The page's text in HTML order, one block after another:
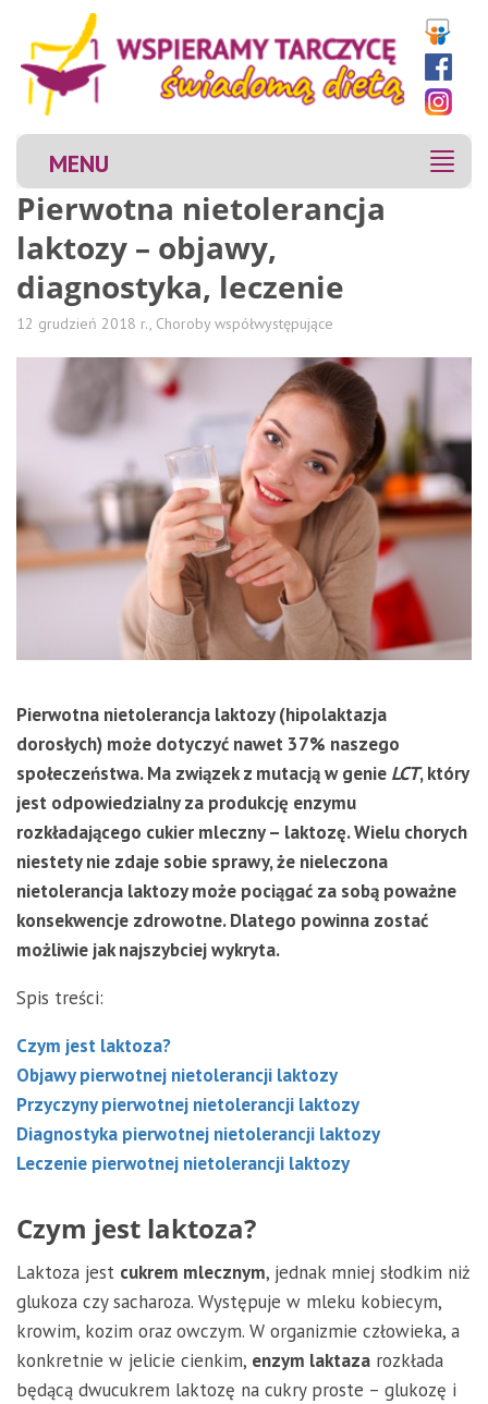
MENU MENU
Pierwotna nietolerancja
laktozy – objawy,
diagnostyka, leczenie
12 grudzień 2018 r., Choroby współwystępujące
Pierwotna nietolerancja laktozy (hipolaktazja
dorosłych) może dotyczyć nawet 37% naszego
społeczeństwa. Ma związek z mutacją w genie LCT, który
jest odpowiedzialny za produkcję enzymu
rozkładającego cukier mleczny – laktozę. Wielu chorych
niestety nie zdaje sobie sprawy, że nieleczona
nietolerancja laktozy może pociągać za sobą poważne
konsekwencje zdrowotne. Dlatego powinna zostać
możliwie jak najszybciej wykryta.
Spis treści:
Czym jest laktoza?
Objawy pierwotnej nietolerancji laktozy
Przyczyny pierwotnej nietolerancji laktozy
Diagnostyka pierwotnej nietolerancji laktozy
Leczenie pierwotnej nietolerancji laktozy
Czym jest laktoza?
Laktoza jest cukrem mlecznym, jednak mniej słodkim niż
glukoza czy sacharoza. Występuje w mleku kobiecym,
krowim, kozim oraz owczym. W organizmie człowieka, a
konkretnie w jelicie cienkim, enzym laktaza rozkłada
będącą dwucukrem laktozę na cukry proste – glukozę i